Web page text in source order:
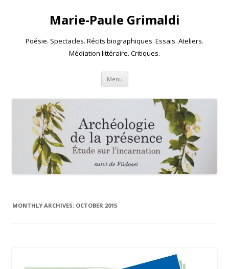
Marie-Paule Grimaldi
Poésie. Spectacles. Récits biographiques. Essais. Ateliers.
Médiation littéraire. Critiques.
Menu Skip to content
MONTHLY ARCHIVES: OCTOBER 2015